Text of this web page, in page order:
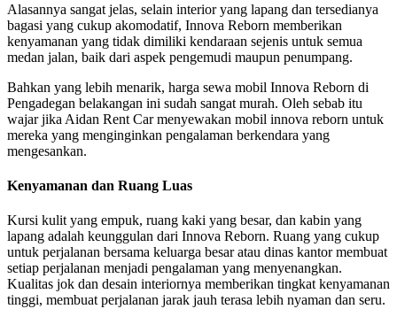
Alasannya sangat jelas, selain interior yang lapang dan tersedianya
bagasi yang cukup akomodatif, Innova Reborn memberikan
kenyamanan yang tidak dimiliki kendaraan sejenis untuk semua
medan jalan, baik dari aspek pengemudi maupun penumpang.
Bahkan yang lebih menarik, harga sewa mobil Innova Reborn di
Pengadegan belakangan ini sudah sangat murah. Oleh sebab itu
wajar jika Aidan Rent Car menyewakan mobil innova reborn untuk
mereka yang menginginkan pengalaman berkendara yang
mengesankan.
Kenyamanan dan Ruang Luas
Kursi kulit yang empuk, ruang kaki yang besar, dan kabin yang
lapang adalah keunggulan dari Innova Reborn. Ruang yang cukup
untuk perjalanan bersama keluarga besar atau dinas kantor membuat
setiap perjalanan menjadi pengalaman yang menyenangkan.
Kualitas jok dan desain interiornya memberikan tingkat kenyamanan
tinggi, membuat perjalanan jarak jauh terasa lebih nyaman dan seru.